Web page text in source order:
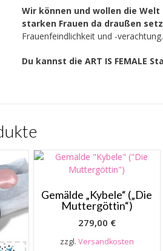
Wir können und wollen die
starken Frauen da draußen
Frauenfeindlichkeit und -
Du kannst die ART IS FEMALE
Gemälde „Kybele“ („Die
Muttergöttin“)
279,00 €
zzgl. Versandkosten